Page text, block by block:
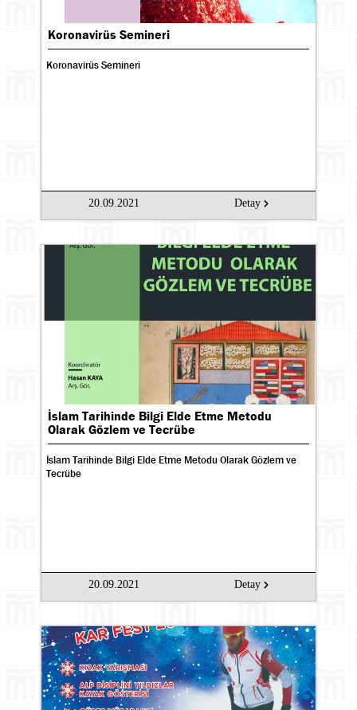
Koronavirüs Semineri
Koronavirüs Semineri
20.09.2021 Detay
İslam Tarihinde Bilgi Elde Etme Metodu
Olarak Gözlem ve Tecrübe
İslam Tarihinde Bilgi Elde Etme Metodu Olarak Gözlem ve
Tecrübe
20.09.2021 Detay